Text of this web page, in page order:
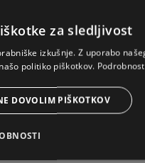
za sledljivost
izkušnje. Z uporabo
politiko piškotkov.
DOVOLIM PIŠKOTKOV